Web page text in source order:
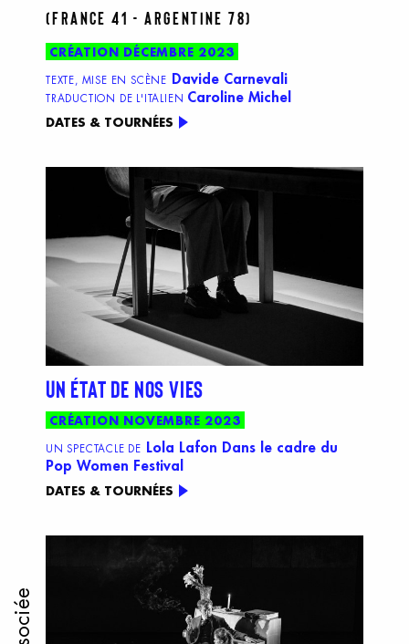
(France 41 - Argentine 78)
CRÉATION DÉCEMBRE 2023
TEXTE, MISE EN SCÈNE Davide Carnevali
TRADUCTION DE L'ITALIEN Caroline Michel
DATES & TOURNÉES
UN ÉTAT DE NOS VIES
CRÉATION NOVEMBRE 2023
UN SPECTACLE DE Lola Lafon Dans le cadre du
Pop Women Festival
DATES & TOURNÉES